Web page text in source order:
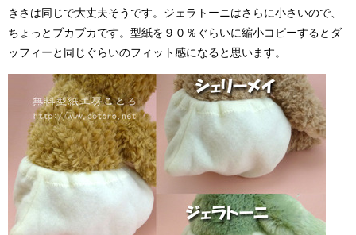
きさは同じで大丈夫そうです。ジェラトーニはさらに小さいので、
ちょっとブカブカです。型紙を９０％ぐらいに縮小コピーするとダ
ッフィーと同じぐらいのフィット感になると思います。